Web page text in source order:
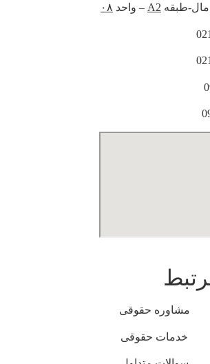
طبقه A2 – واحد ۰۸
مشاوره حقوقی
خدمات حقوقی